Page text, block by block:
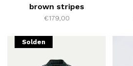
brown stripes
€179,00
Solden